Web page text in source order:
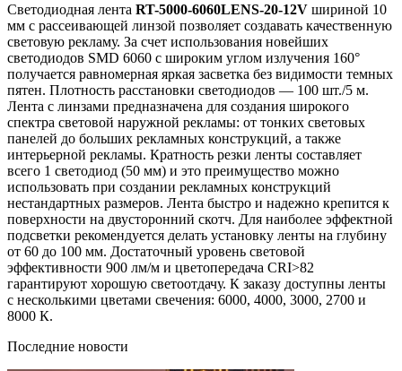
Светодиодная лента RT-5000-6060LENS-20-12V шириной 10
мм с рассеивающей линзой позволяет создавать качественную
световую рекламу. За счет использования новейших
светодиодов SMD 6060 с широким углом излучения 160°
получается равномерная яркая засветка без видимости темных
пятен. Плотность расстановки светодиодов — 100 шт./5 м.
Лента с линзами предназначена для создания широкого
спектра световой наружной рекламы: от тонких световых
панелей до больших рекламных конструкций, а также
интерьерной рекламы. Кратность резки ленты составляет
всего 1 светодиод (50 мм) и это преимущество можно
использовать при создании рекламных конструкций
нестандартных размеров. Лента быстро и надежно крепится к
поверхности на двусторонний скотч. Для наиболее эффектной
подсветки рекомендуется делать установку ленты на глубину
от 60 до 100 мм. Достаточный уровень световой
эффективности 900 лм/м и цветопередача CRI>82
гарантируют хорошую светоотдачу. К заказу доступны ленты
с несколькими цветами свечения: 6000, 4000, 3000, 2700 и
8000 К.
Последние новости